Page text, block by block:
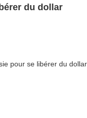
du dollar